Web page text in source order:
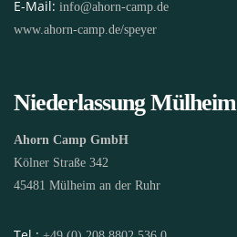
E-Mail: info@ahorn-camp.de
www.ahorn-camp.de/speyer
Niederlassung Mülheim
Ahorn Camp GmbH
Kölner Straße 342
45481 Mülheim an der Ruhr